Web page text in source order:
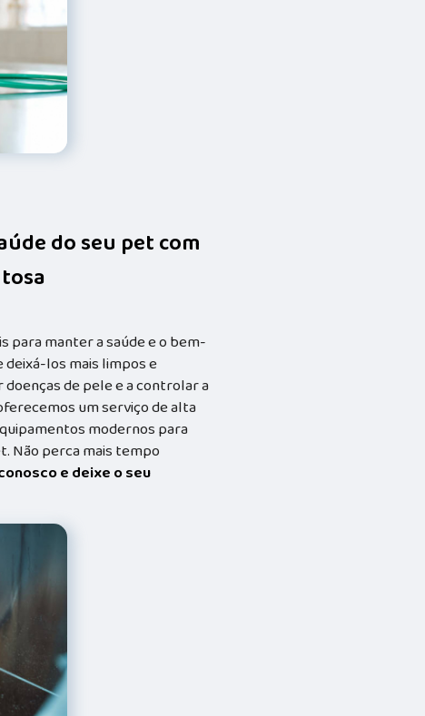
do seu pet com
para manter a saúde e o bem-
deixá-los mais limpos e
de pele e a controlar a
um serviço de alta
modernos para
Não perca mais tempo
e deixe o seu